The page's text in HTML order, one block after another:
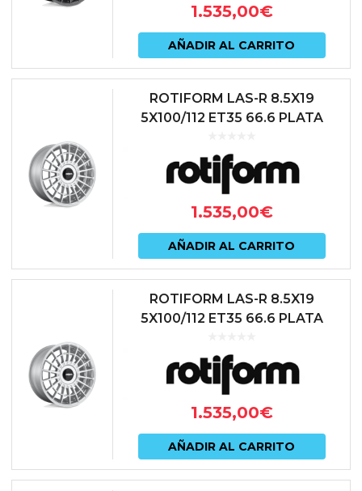
1.535,00€
AÑADIR AL CARRITO
ROTIFORM LAS-R 8.5X19
5X100/112 ET35 66.6 PLATA
1.535,00€
AÑADIR AL CARRITO
ROTIFORM LAS-R 8.5X19
5X100/112 ET35 66.6 PLATA
1.535,00€
AÑADIR AL CARRITO